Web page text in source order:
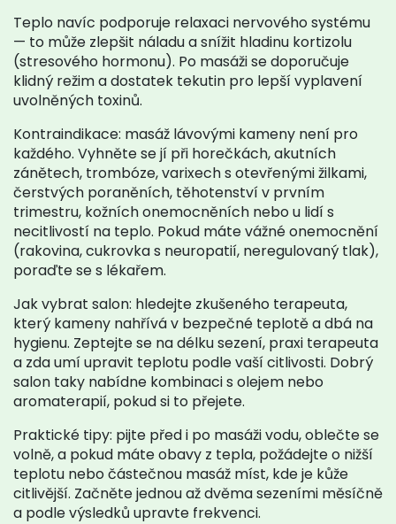
Teplo navíc podporuje relaxaci nervového systému
— to může zlepšit náladu a snížit hladinu kortizolu
(stresového hormonu). Po masáži se doporučuje
klidný režim a dostatek tekutin pro lepší vyplavení
uvolněných toxinů.
Kontraindikace: masáž lávovými kameny není pro
každého. Vyhněte se jí při horečkách, akutních
zánětech, trombóze, varixech s otevřenými žilkami,
čerstvých poraněních, těhotenství v prvním
trimestru, kožních onemocněních nebo u lidí s
necitlivostí na teplo. Pokud máte vážné onemocnění
(rakovina, cukrovka s neuropatií, neregulovaný tlak),
poraďte se s lékařem.
Jak vybrat salon: hledejte zkušeného terapeuta,
který kameny nahřívá v bezpečné teplotě a dbá na
hygienu. Zeptejte se na délku sezení, praxi terapeuta
a zda umí upravit teplotu podle vaší citlivosti. Dobrý
salon taky nabídne kombinaci s olejem nebo
aromaterapií, pokud si to přejete.
Praktické tipy: pijte před i po masáži vodu, oblečte se
volně, a pokud máte obavy z tepla, požádejte o nižší
teplotu nebo částečnou masáž míst, kde je kůže
citlivější. Začněte jednou až dvěma sezeními měsíčně
a podle výsledků upravte frekvenci.